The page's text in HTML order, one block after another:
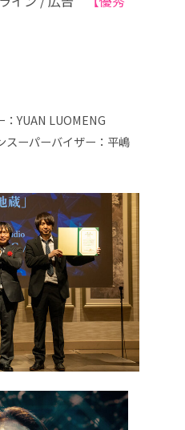
YUAN LUOMENG
スーパーバイザー：平嶋